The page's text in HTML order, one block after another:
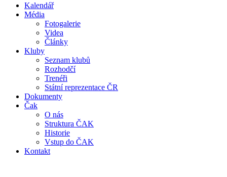
Kalendář
Média
Fotogalerie
Videa
Články
Kluby
Seznam klubů
Rozhodčí
Trenéři
Státní reprezentace ČR
Dokumenty
Čak
O nás
Struktura ČAK
Historie
Vstup do ČAK
Kontakt